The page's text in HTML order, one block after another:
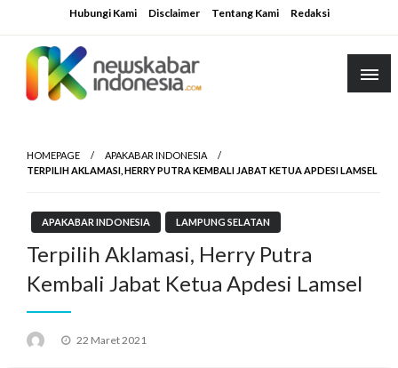
to
content
Hubungi Kami Disclaimer Tentang Kami Redaksi
HOMEPAGE
APAKABAR INDONESIA
TERPILIH AKLAMASI, HERRY PUTRA KEMBALI JABAT KETUA APDESI LAMSEL
APAKABAR INDONESIA LAMPUNG SELATAN
Terpilih Aklamasi, Herry Putra
Kembali Jabat Ketua Apdesi Lamsel
Posted
22 Maret 2021